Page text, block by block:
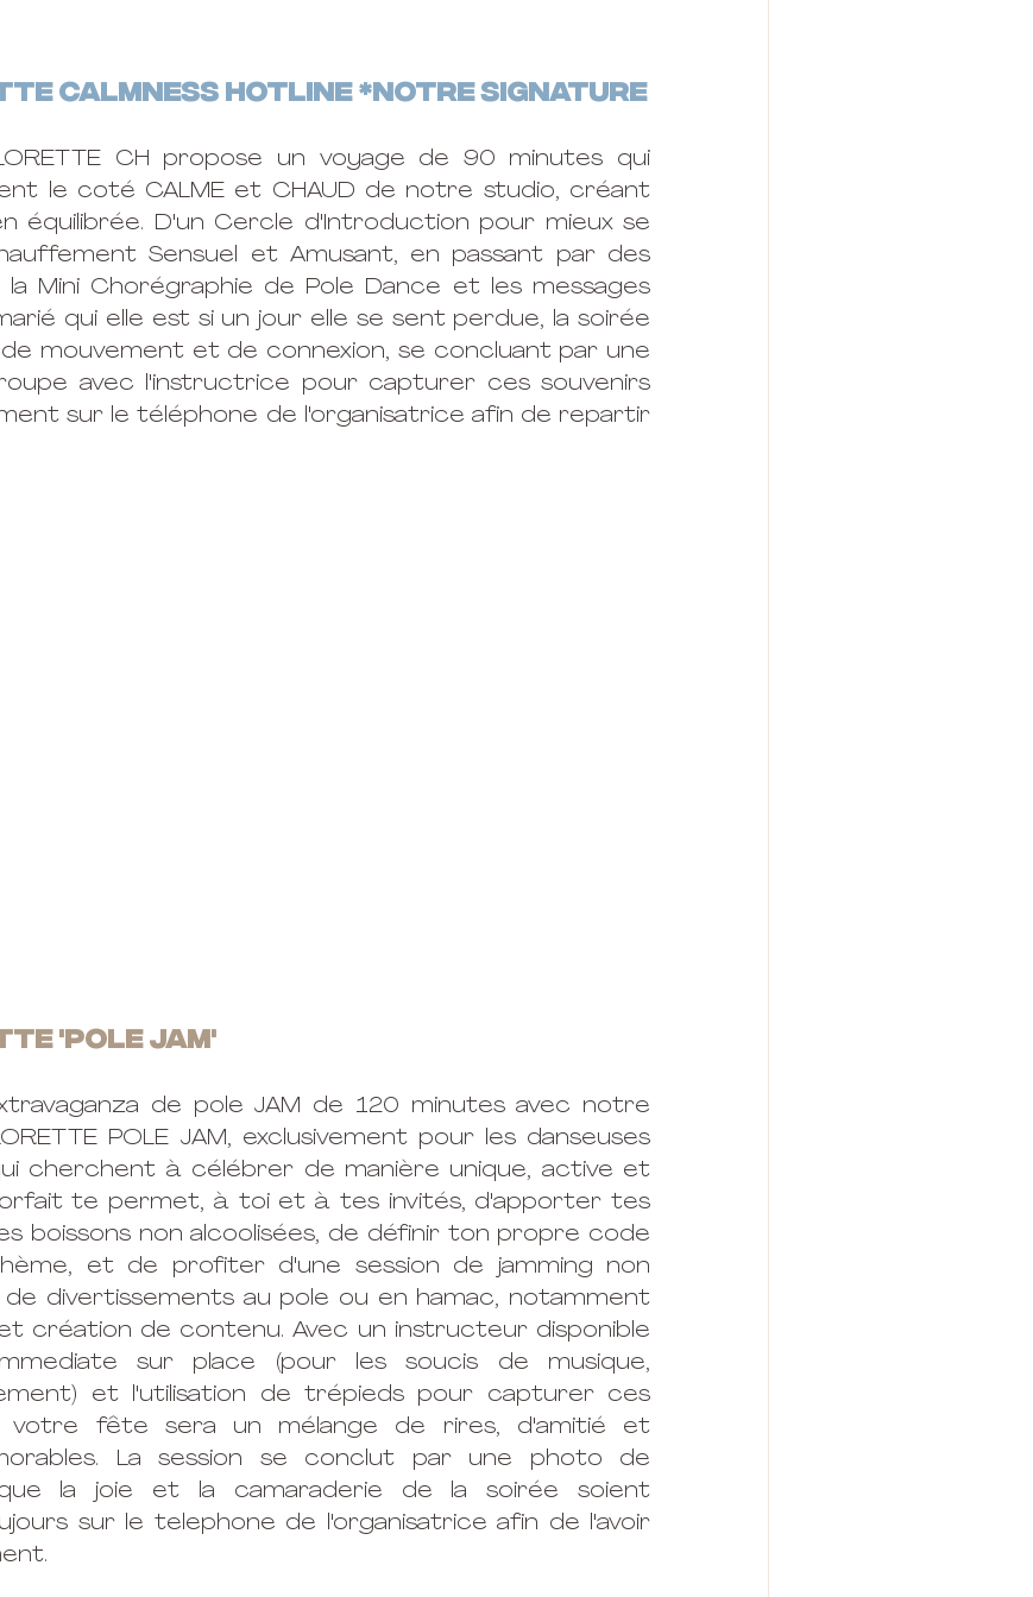
CALMNESS HOTLINE *notre signature
CH propose un voyage de 90 minutes qui
le coté CALME et CHAUD de notre studio, créant
équilibrée. D'un Cercle d'Introduction pour mieux se
Sensuel et Amusant, en passant par des
Mini Chorégraphie de Pole Dance et les messages
qui elle est si un jour elle se sent perdue, la soirée
mouvement et de connexion, se concluant par une
avec l'instructrice pour capturer ces souvenirs
sur le téléphone de l'organisatrice afin de repartir
'POLE JAM'
de pole JAM de 120 minutes avec notre
POLE JAM, exclusivement pour les danseuses
cherchent à célébrer de manière unique, active et
te permet, à toi et à tes invités, d'apporter tes
boissons non alcoolisées, de définir ton propre code
et de profiter d'une session de jamming non
divertissements au pole ou en hamac, notamment
création de contenu. Avec un instructeur disponible
sur place (pour les soucis de musique,
et l'utilisation de trépieds pour capturer ces
votre fête sera un mélange de rires, d'amitié et
La session se conclut par une photo de
la joie et la camaraderie de la soirée soient
sur le telephone de l'organisatrice afin de l'avoir